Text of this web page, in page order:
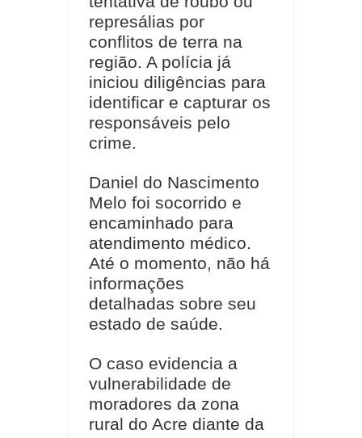
represálias por
conflitos de terra na
região. A polícia já
iniciou diligências para
identificar e capturar os
responsáveis pelo
crime.
Daniel do Nascimento
Melo foi socorrido e
encaminhado para
atendimento médico.
Até o momento, não há
informações
detalhadas sobre seu
estado de saúde.
O caso evidencia a
vulnerabilidade de
moradores da zona
rural do Acre diante da